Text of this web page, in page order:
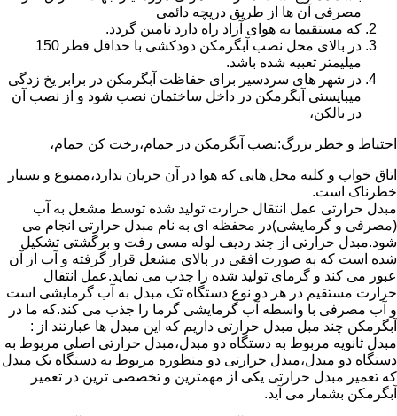
مصرفی آن ها از طریق دریچه دائمی
که مستقیما به هوای آزاد راه دارد تامین گردد.
در بالای محل نصب آبگرمکن دودکشی با حداقل قطر 150
میلیمتر تعبیه شده باشد.
در شهر های سردسیر برای حفاظت آبگرمکن در برابر یخ زدگی
میبایستی آبگرمکن در داخل ساختمان نصب شود و از نصب آن
در بالکن،
احتیاط و خطر بزرگ:نصب آبگرمکن در حمام،رخت کن حمام،
اتاق خواب و کلیه محل هایی که هوا در آن جریان ندارد،ممنوع و بسیار
خطرناک است.
مبدل حرارتی عمل انتقال حرارت تولید شده توسط مشعل به آب
(مصرفی و گرمایشی)در محفظه ای به نام مبدل حرارتی انجام می
شود.مبدل حرارتی از چند ردیف لوله مسی رفت و برگشتی تشکیل
شده است که به صورت افقی در بالای مشعل قرار گرفته و آب از آن
عبور می کند و گرمای تولید شده را جذب می نماید.عمل انتقال
حرارت مستقیم در هر دو نوع دستگاه تک مبدل به آب گرمایشی است
و آب مصرفی با واسطه آب گرمایشی گرما را جذب می کند.که ما در
آبگرمکن چند مبل مبدل حرارتی داریم که این مبدل ها عبارتند از :
مبدل ثانویه مربوط به دستگاه دو مبدل،مبدل حرارتی اصلی مربوط به
دستگاه دو مبدل،مبدل حرارتی دو منظوره مربوط به دستگاه تک مبدل
که تعمیر مبدل حرارتی یکی از مهمترین و تخصصی ترین در تعمیر
آبگرمکن بشمار می آید.